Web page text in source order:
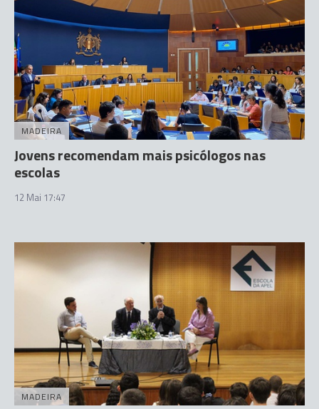
MADEIRA
Jovens recomendam mais psicólogos nas
escolas
12 Mai 17:47
MADEIRA